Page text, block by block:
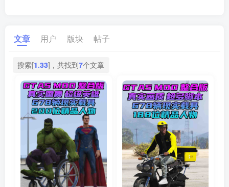
文章 用户 版块 帖子
搜索[1.33]，共找到7个文章